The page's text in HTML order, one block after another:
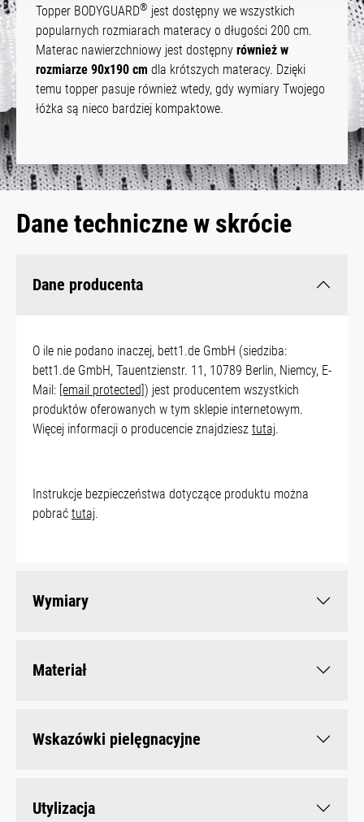
Topper BODYGUARD® jest dostępny we wszystkich
popularnych rozmiarach materacy o długości 200 cm.
Materac nawierzchniowy jest dostępny również w
rozmiarze 90x190 cm dla krótszych materacy. Dzięki
temu topper pasuje również wtedy, gdy wymiary Twojego
łóżka są nieco bardziej kompaktowe.
Dane techniczne w skrócie
Dane producenta
O ile nie podano inaczej, bett1.de GmbH (siedziba:
bett1.de GmbH, Tauentzienstr. 11, 10789 Berlin, Niemcy, E-
Mail: [email protected]) jest producentem wszystkich
produktów oferowanych w tym sklepie internetowym.
Więcej informacji o producencie znajdziesz tutaj.
Instrukcje bezpieczeństwa dotyczące produktu można
pobrać tutaj.
Wymiary
Materiał
Wskazówki pielęgnacyjne
Utylizacja